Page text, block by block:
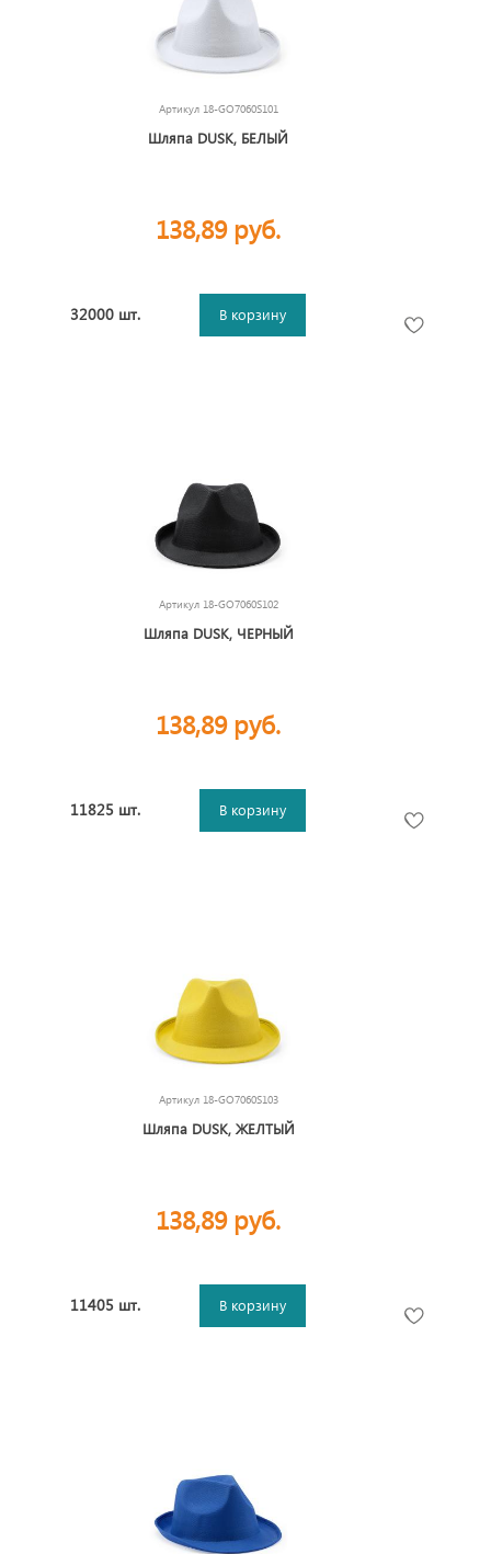
Артикул 18-GO7060S101
Шляпа DUSK, БЕЛЫЙ
138,89 руб.
32000 шт. В корзину
Артикул 18-GO7060S102
Шляпа DUSK, ЧЕРНЫЙ
138,89 руб.
11825 шт. В корзину
Артикул 18-GO7060S103
Шляпа DUSK, ЖЕЛТЫЙ
138,89 руб.
11405 шт. В корзину